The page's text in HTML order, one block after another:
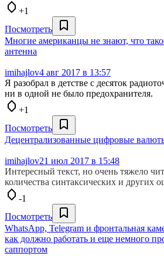
+1
Посмотреть
Многие американцы не знают, что
антенна
imihajlov4 авг 2017 в 13:57
Я разобрал в детстве с десяток
ни в одной не было предохранителя.
+1
Посмотреть
Децентрализованные цифровые
imihajlov21 июл 2017 в 15:48
Интересный текст, но очень тяжело
количества синтаксических и других
-1
Посмотреть
WhatsApp, Telegram и фронтальная
как должно работать и еще немного
саппортом